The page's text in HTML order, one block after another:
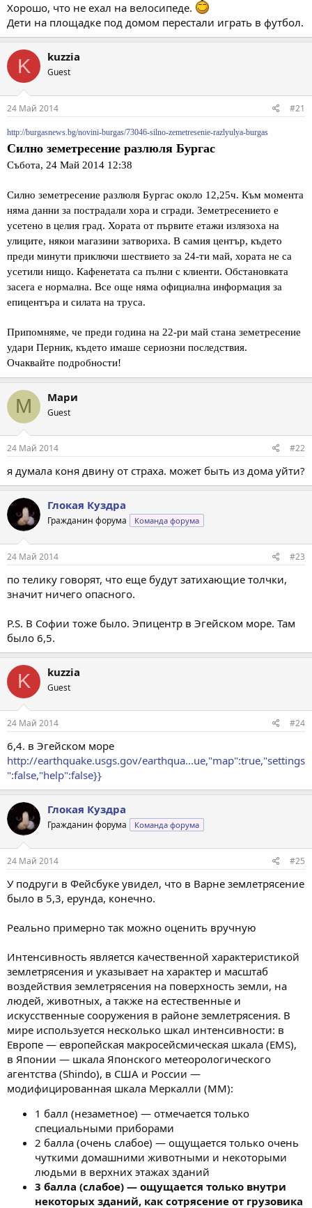
Хорошо, что не ехал на велосипеде.
Дети на площадке под домом перестали играть в футбол.
K kuzzia
Guest
24 Май 2014 #21
http://burgasnews.bg/novini-burgas/73046-silno-zemetresenie-razlyulya-burgas
Силно земетресение разлюля Бургас
Събота, 24 Май 2014 12:38
Силно земетресение разлюля Бургас около 12,25ч. Към момента
няма данни за пострадали хора и сгради. Земетресението е
усетено в целия град. Хората от първите етажи излязоха на
улиците, някои магазини затвориха. В самия център, където
преди минути приключи шествието за 24-ти май, хората не са
усетили нищо. Кафенетата са пълни с клиенти. Обстановката
засега е нормална. Все още няма официална информация за
епицентъра и силата на труса.
Припомняме, че преди година на 22-ри май стана земетресение
удари Перник, където имаше сериозни последствия.
Очаквайте подробности!
М Мари
Guest
24 Май 2014 #22
я думала коня двину от страха. может быть из дома уйти?
Глокая Куздра
Гражданин форума Команда форума
24 Май 2014 #23
по телику говорят, что еще будут затихающие толчки,
значит ничего опасного.
P.S. В Софии тоже было. Эпицентр в Эгейском море. Там
было 6,5.
K kuzzia
Guest
24 Май 2014 #24
6,4. в Эгейском море
http://earthquake.usgs.gov/earthqua...ue,"map":true,"settings
":false,"help":false}}
Глокая Куздра
Гражданин форума Команда форума
24 Май 2014 #25
У подруги в Фейсбуке увидел, что в Варне землетрясение
было в 5,3, ерунда, конечно.
Реально примерно так можно оценить вручную
Интенсивность является качественной характеристикой
землетрясения и указывает на характер и масштаб
воздействия землетрясения на поверхность земли, на
людей, животных, а также на естественные и
искусственные сооружения в районе землетрясения. В
мире используется несколько шкал интенсивности: в
Европе — европейская макросейсмическая шкала (EMS),
в Японии — шкала Японского метеорологического
агентства (Shindo), в США и России —
модифицированная шкала Меркалли (MM):
1 балл (незаметное) — отмечается только
специальными приборами
2 балла (очень слабое) — ощущается только очень
чуткими домашними животными и некоторыми
людьми в верхних этажах зданий
3 балла (слабое) — ощущается только внутри
некоторых зданий, как сотрясение от грузовика